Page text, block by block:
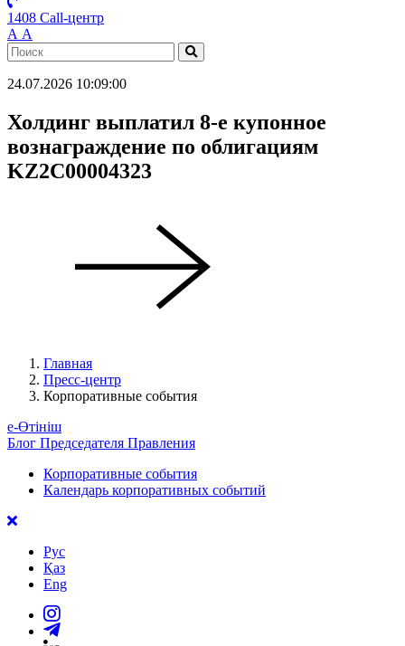
1408 Call-центр
А А
24.07.2026 10:09:00
Холдинг выплатил 8-е купонное
вознаграждение по облигациям
KZ2C00004323
Главная
Пресс-центр
Корпоративные события
е-Өтініш
Блог Председателя Правления
Корпоративные события
Календарь корпоративных событий
Рус
Қаз
Eng